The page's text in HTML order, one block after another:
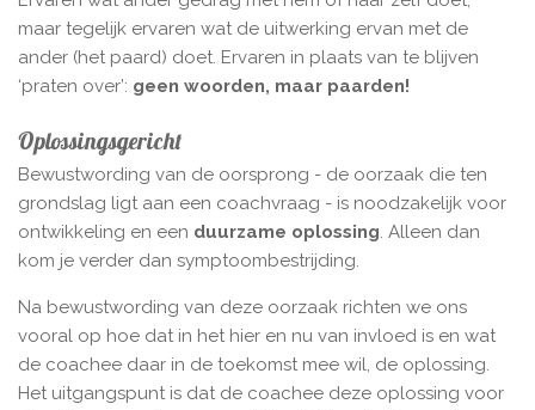
maar tegelijk ervaren wat de uitwerking ervan met de
ander (het paard) doet. Ervaren in plaats van te blijven
‘praten over’: geen woorden, maar paarden!
Oplossingsgericht
Bewustwording van de oorsprong - de oorzaak die ten
grondslag ligt aan een coachvraag - is noodzakelijk voor
ontwikkeling en een duurzame oplossing. Alleen dan
kom je verder dan symptoombestrijding.
Na bewustwording van deze oorzaak richten we ons
vooral op hoe dat in het hier en nu van invloed is en wat
de coachee daar in de toekomst mee wil, de oplossing.
Het uitgangs­punt is dat de coachee deze oplossing voor